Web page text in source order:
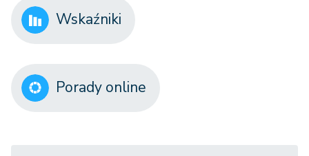
Wskaźniki
Porady online